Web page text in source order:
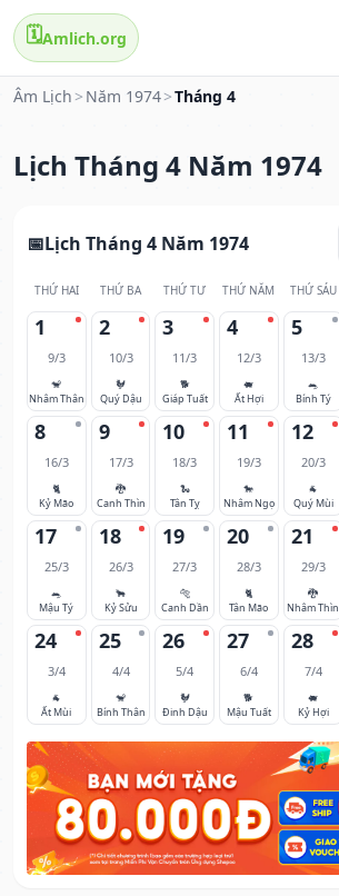
🗓️Amlich.org
Âm Lịch > Năm 1974>Tháng 4
Lịch Tháng 4 Năm 1974
Lịch Tháng 4 Năm 1974
THỨ HAI THỨ BA THỨ TƯ THỨ NĂM THỨ SÁU
1
9/3
🐒
Nhâm Thân
2
10/3
🐓
Quý Dậu
3
11/3
🐕
Giáp Tuất
4
12/3
🐖
Ất Hợi
5
13/3
🐀
Bính Tý
8
16/3
🐈
Kỷ Mão
9
17/3
🐉
Canh Thìn
10
18/3
🐍
Tân Tỵ
11
19/3
🐎
Nhâm Ngọ
12
20/3
🐐
Quý Mùi
17
25/3
🐀
Mậu Tý
18
26/3
🐂
Kỷ Sửu
19
27/3
🐅
Canh Dần
20
28/3
🐈
Tân Mão
21
29/3
🐉
Nhâm Thìn
24
3/4
🐐
Ất Mùi
25
4/4
🐒
Bính Thân
26
5/4
🐓
Đinh Dậu
27
6/4
🐕
Mậu Tuất
28
7/4
🐖
Kỷ Hợi